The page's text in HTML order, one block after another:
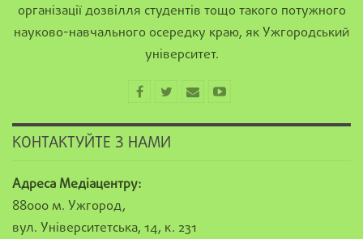
організації дозвілля студентів тощо такого потужного
науково-навчального осередку краю, як Ужгородський
університет.
КОНТАКТУЙТЕ З НАМИ
Адреса Медіацентру:
88000 м. Ужгород,
вул. Університетська, 14, к. 231